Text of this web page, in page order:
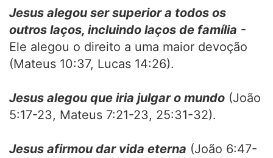
Jesus alegou ser superior a todos os
outros laços, incluindo laços de família -
Ele alegou o direito a uma maior devoção
(Mateus 10:37, Lucas 14:26).
Jesus alegou que iria julgar o mundo (João
5:17-23, Mateus 7:21-23, 25:31-32).
Jesus afirmou dar vida eterna (João 6:47-